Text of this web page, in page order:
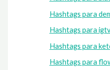
Hashtags para
Hashtags para igtv
Hashtags para
Hashtags para